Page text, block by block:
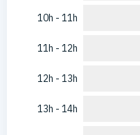
10h - 11h
11h - 12h
12h - 13h
13h - 14h